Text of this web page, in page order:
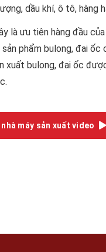
dầu khí, ô tô, hàng
là ưu tiên hàng đầu
phẩm bulong, đai
xuất bulong, đai ốc
máy sản xuất video